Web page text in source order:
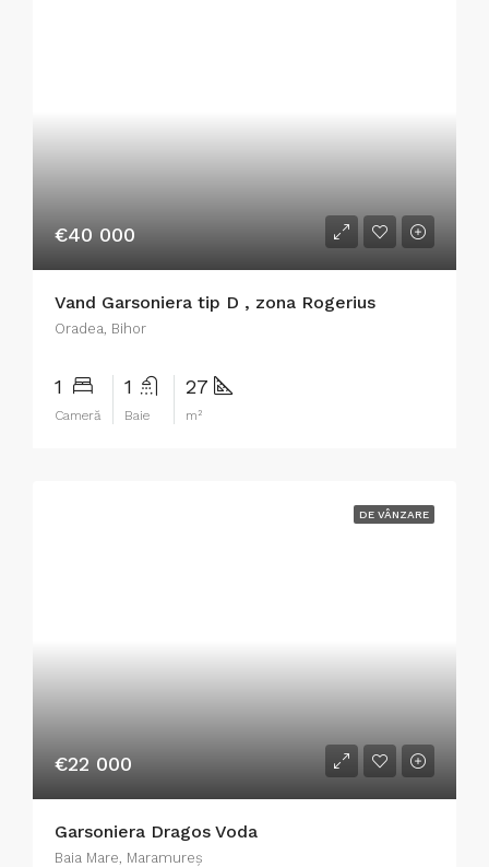
€40 000
Vand Garsoniera tip D , zona Rogerius
Oradea, Bihor
1
Cameră
1
Baie
27
m²
DE VÂNZARE
€22 000
Garsoniera Dragos Voda
Baia Mare, Maramureș